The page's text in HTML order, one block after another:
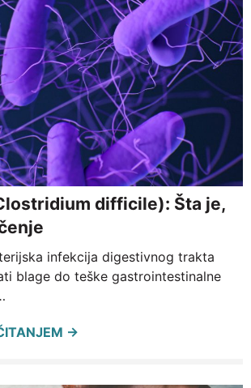
difficile): Šta je,
infekcija digestivnog trakta
blage do teške gastrointestinalne
→